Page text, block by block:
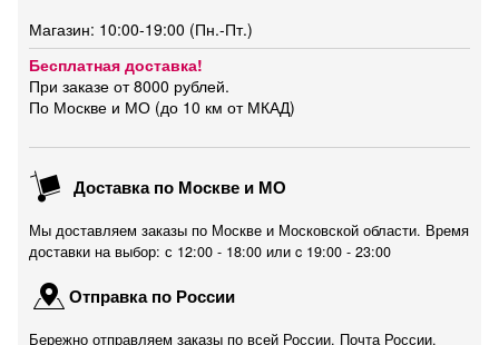
Магазин: 10:00-19:00 (Пн.-Пт.)
Бесплатная доставка!
При заказе от 8000 рублей.
По Москве и МО (до 10 км от МКАД)
Доставка по Москве и МО
Мы доставляем заказы по Москве и Московской области. Время
доставки на выбор: с 12:00 - 18:00 или c 19:00 - 23:00
Отправка по России
Бережно отправляем заказы по всей России. Почта России,